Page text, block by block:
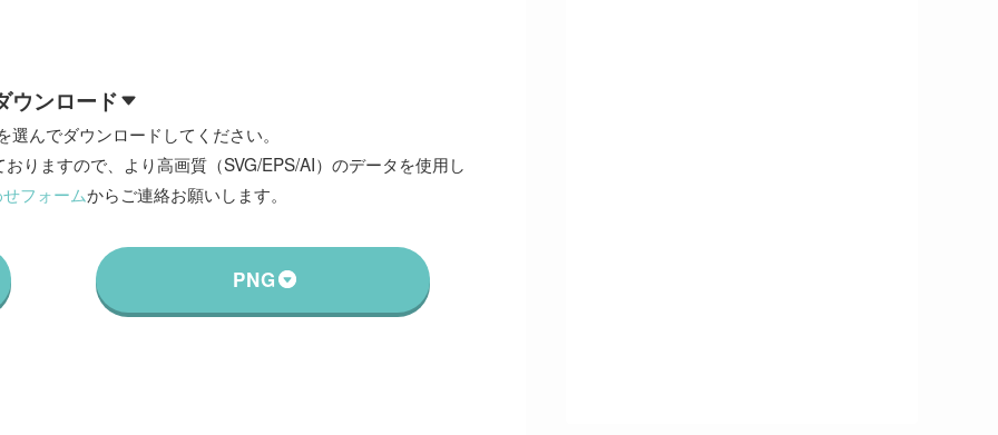
ウンロード
んでダウンロードしてください。
りますので、より高画質（SVG/EPS/AI）のデータを使用し
フォームからご連絡お願いします。
PNG